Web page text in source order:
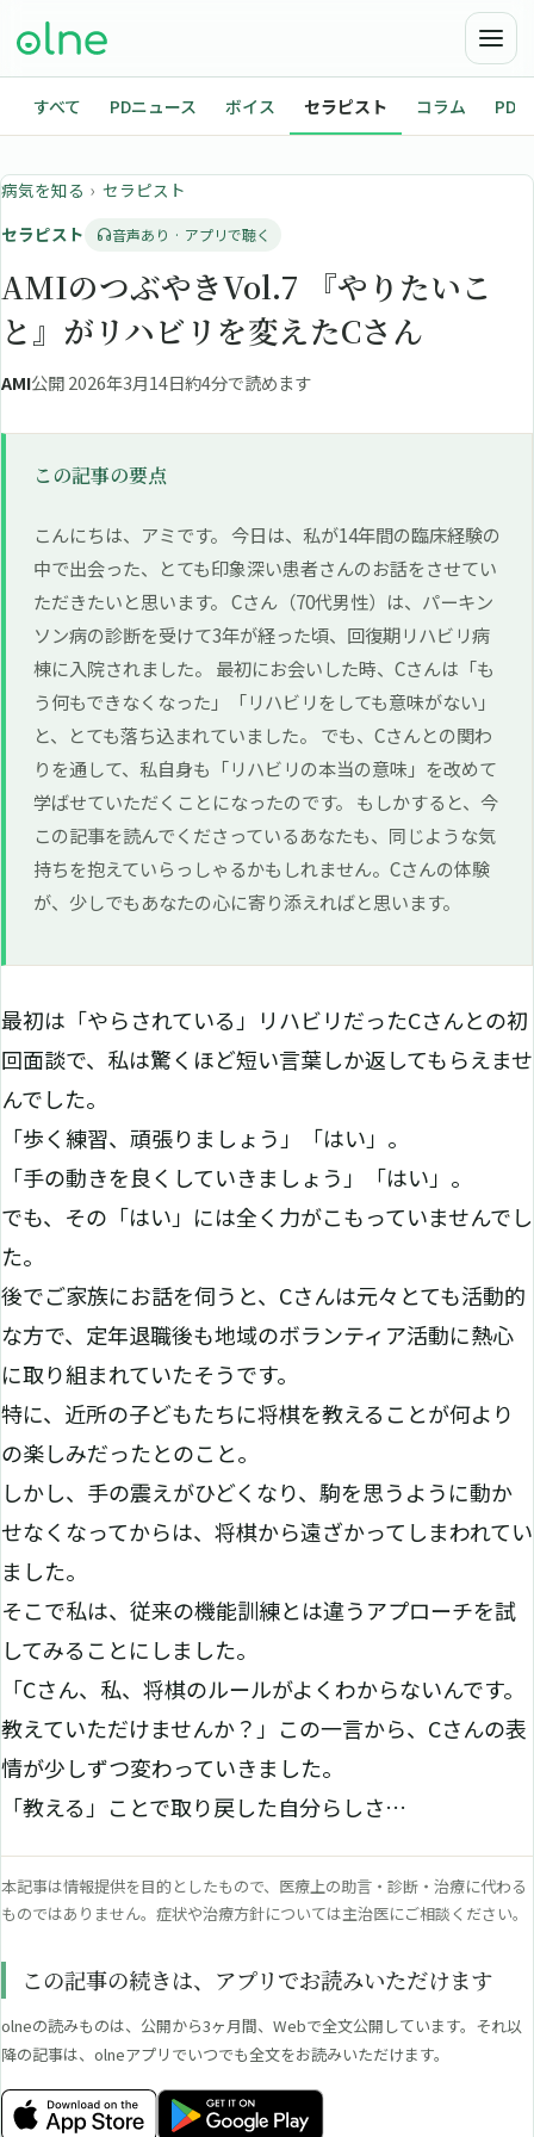
すべて PDニュース ボイス セラピスト コラム PD
病気を知る › セラピスト
セラピスト
音声あり · アプリで聴く
AMIのつぶやきVol.7 『やりたいこ
と』がリハビリを変えたCさん
AMI公開 2026年3月14日約4分で読めます
この記事の要点
こんにちは、アミです。 今日は、私が14年間の臨床経験の
中で出会った、とても印象深い患者さんのお話をさせてい
ただきたいと思います。 Cさん（70代男性）は、パーキン
ソン病の診断を受けて3年が経った頃、回復期リハビリ病
棟に入院されました。 最初にお会いした時、Cさんは「も
う何もできなくなった」「リハビリをしても意味がない」
と、とても落ち込まれていました。 でも、Cさんとの関わ
りを通して、私自身も「リハビリの本当の意味」を改めて
学ばせていただくことになったのです。 もしかすると、今
この記事を読んでくださっているあなたも、同じような気
持ちを抱えていらっしゃるかもしれません。Cさんの体験
が、少しでもあなたの心に寄り添えればと思います。
最初は「やらされている」リハビリだったCさんとの初
回面談で、私は驚くほど短い言葉しか返してもらえませ
んでした。
「歩く練習、頑張りましょう」「はい」。
「手の動きを良くしていきましょう」「はい」。
でも、その「はい」には全く力がこもっていませんでし
た。
後でご家族にお話を伺うと、Cさんは元々とても活動的
な方で、定年退職後も地域のボランティア活動に熱心
に取り組まれていたそうです。
特に、近所の子どもたちに将棋を教えることが何より
の楽しみだったとのこと。
しかし、手の震えがひどくなり、駒を思うように動か
せなくなってからは、将棋から遠ざかってしまわれてい
ました。
そこで私は、従来の機能訓練とは違うアプローチを試
してみることにしました。
「Cさん、私、将棋のルールがよくわからないんです。
教えていただけませんか？」この一言から、Cさんの表
情が少しずつ変わっていきました。
「教える」ことで取り戻した自分らしさ…
本記事は情報提供を目的としたもので、医療上の助言・診断・治療に代わる
ものではありません。症状や治療方針については主治医にご相談ください。
この記事の続きは、アプリでお読みいただけます
olneの読みものは、公開から3ヶ月間、Webで全文公開しています。それ以
降の記事は、olneアプリでいつでも全文をお読みいただけます。